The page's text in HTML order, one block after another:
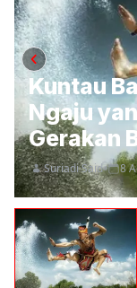
Kuntau
Ngaju
Gerakan
Suriadi Said 8